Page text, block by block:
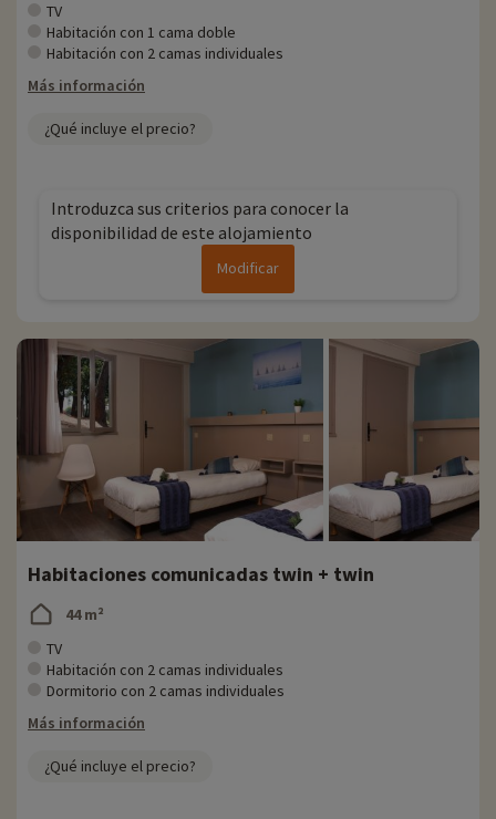
TV
Habitación con 1 cama doble
Habitación con 2 camas individuales
Más información
¿Qué incluye el precio?
Introduzca sus criterios para conocer la
disponibilidad de este alojamiento
Modificar
Habitaciones comunicadas twin + twin
44 m²
TV
Habitación con 2 camas individuales
Dormitorio con 2 camas individuales
Más información
¿Qué incluye el precio?